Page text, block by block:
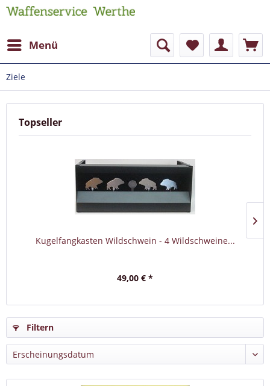
Menü
Ziele
Topseller
Kugelfangkasten Wildschwein - 4 Wildschweine...
49,00 € *
Filtern